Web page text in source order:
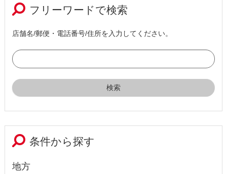
フリーワードで検索
店舗名/郵便・電話番号/住所を入力してください。
条件から探す
地方